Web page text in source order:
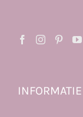
INFORMATIE